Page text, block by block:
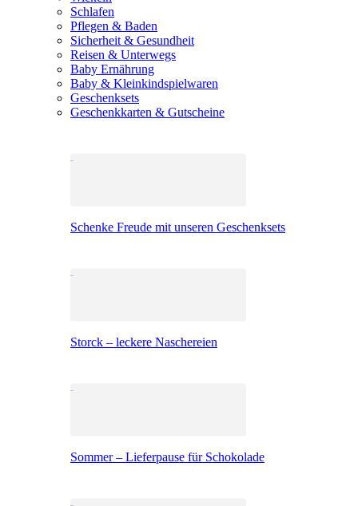
Schlafen
Pflegen & Baden
Sicherheit & Gesundheit
Reisen & Unterwegs
Baby Ernährung
Baby & Kleinkindspielwaren
Geschenksets
Geschenkkarten & Gutscheine
Schenke Freude mit unseren Geschenksets
Storck – leckere Naschereien
Sommer – Lieferpause für Schokolade